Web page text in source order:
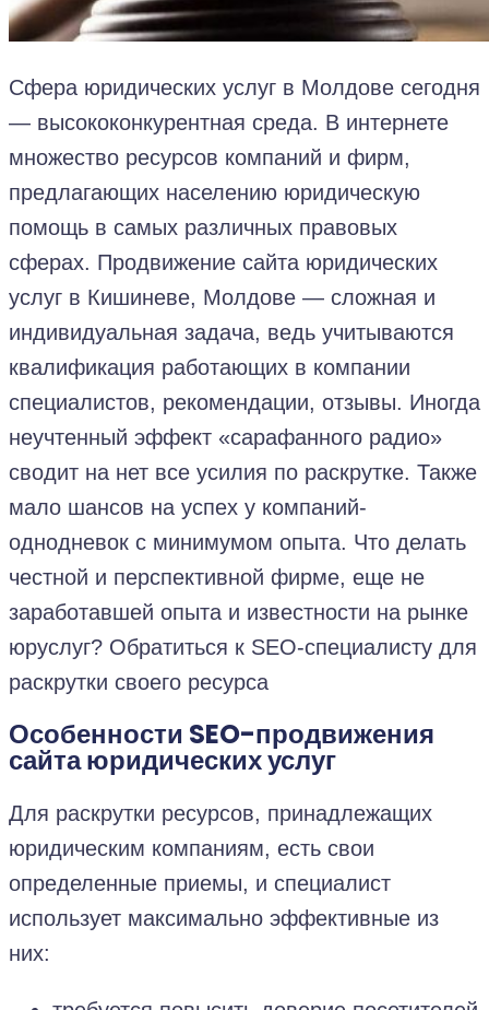
Сфера юридических услуг в Молдове сегодня
— высококонкурентная среда. В интернете
множество ресурсов компаний и фирм,
предлагающих населению юридическую
помощь в самых различных правовых
сферах. Продвижение сайта юридических
услуг в Кишиневе, Молдове — сложная и
индивидуальная задача, ведь учитываются
квалификация работающих в компании
специалистов, рекомендации, отзывы. Иногда
неучтенный эффект «сарафанного радио»
сводит на нет все усилия по раскрутке. Также
мало шансов на успех у компаний-
однодневок с минимумом опыта. Что делать
честной и перспективной фирме, еще не
заработавшей опыта и известности на рынке
юруслуг? Обратиться к SEO-специалисту для
раскрутки своего ресурса
Особенности SEO-продвижения
сайта юридических услуг
Для раскрутки ресурсов, принадлежащих
юридическим компаниям, есть свои
определенные приемы, и специалист
использует максимально эффективные из
них: